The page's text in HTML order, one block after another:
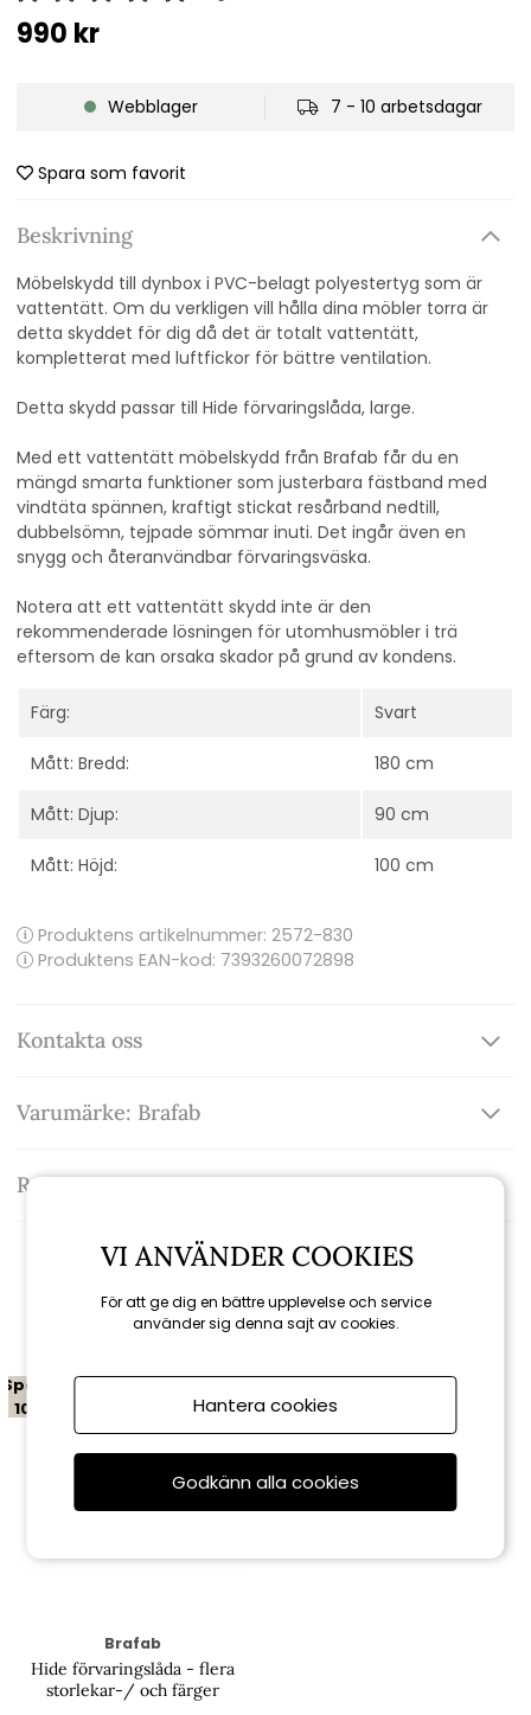
990 kr
Webblager 7 - 10 arbetsdagar
Spara som favorit
Beskrivning
Möbelskydd till dynbox i PVC-belagt polyestertyg som är
vattentätt. Om du verkligen vill hålla dina möbler torra är
detta skyddet för dig då det är totalt vattentätt,
kompletterat med luftfickor för bättre ventilation.
Detta skydd passar till Hide förvaringslåda, large.
Med ett vattentätt möbelskydd från Brafab får du en
mängd smarta funktioner som justerbara fästband med
vindtäta spännen, kraftigt stickat resårband nedtill,
dubbelsömn, tejpade sömmar inuti. Det ingår även en
snygg och återanvändbar förvaringsväska.
Notera att ett vattentätt skydd inte är den
rekommenderade lösningen för utomhusmöbler i trä
eftersom de kan orsaka skador på grund av kondens.
Färg: Svart
Mått: Bredd: 180 cm
Mått: Djup: 90 cm
Mått: Höjd: 100 cm
Produktens artikelnummer: 2572-830
Produktens EAN-kod: 7393260072898
Kontakta oss
Varumärke: Brafab
Recensioner
Relaterade produkter
Spara
10%
Brafab
Hide förvaringslåda - flera
storlekar-/ och färger
VI ANVÄNDER COOKIES
För att ge dig en bättre upplevelse och service
använder sig denna sajt av cookies.
Hantera cookies
Godkänn alla cookies